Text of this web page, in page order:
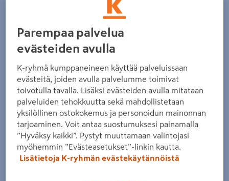
Zoomaa kuvaa sormilla kosketusnäytöllä
Parempaa palvelua
evästeiden avulla
K-ryhmä kumppaneineen käyttää palveluissaan
evästeitä, joiden avulla palvelumme toimivat
toivotulla tavalla. Lisäksi evästeiden avulla mitataan
palveluiden tehokkuutta sekä mahdollistetaan
yksilöllinen ostokokemus ja personoidun mainonnan
tarjoaminen. Voit antaa suostumuksesi painamalla
”Hyväksy kaikki”. Pystyt muuttamaan valintojasi
myöhemmin ”Evästeasetukset”-linkin kautta.
Lisätietoja K-ryhmän evästekäytännöistä